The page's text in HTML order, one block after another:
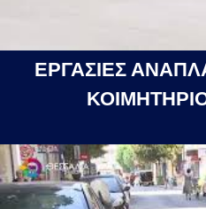
ΕΡΓΑΣΙΕΣ